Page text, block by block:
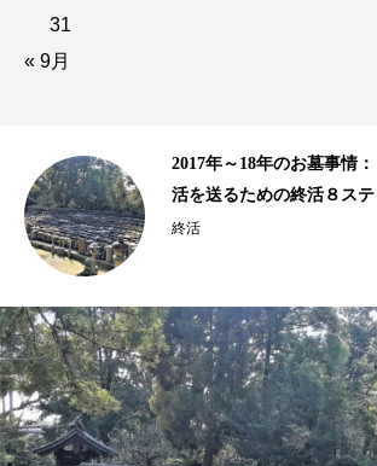
31
« 9月
10年以上の歴史がある樹
2015年、2016年の終活ビ
終活